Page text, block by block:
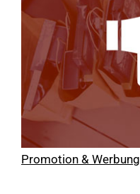
Promotion & Werbung